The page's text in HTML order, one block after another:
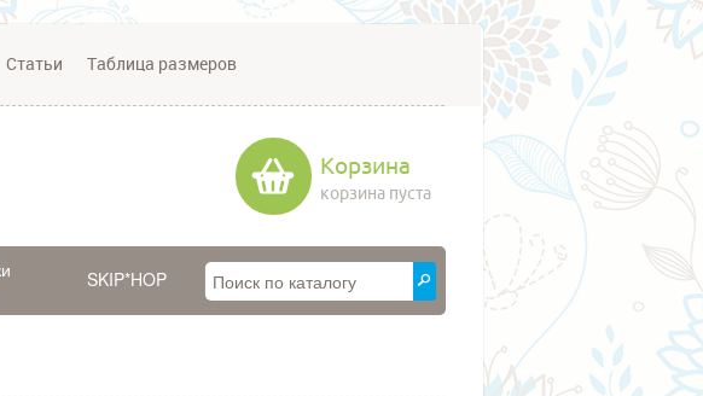
Статьи Таблица размеров
Корзина
корзина пуста
SKIP*HOP